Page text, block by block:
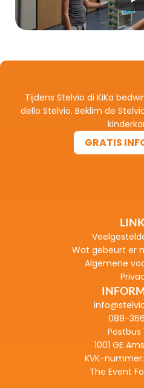
Tijdens Stelvio di KiKa
dello Stelvio. Beklim de
GRATIS
Wat gebeurt er
Algemene
088-
Postbus
1001 GE
KVK-nummer:
The Event